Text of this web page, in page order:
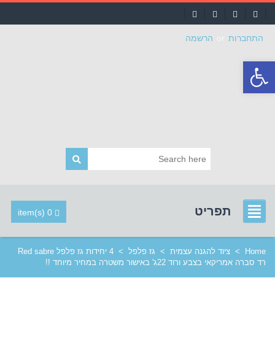
התחברות הרשמה
תפריט 0 item(s)
Home
> ציוד להגנה עצמית > גז פלפל >
4 יחידות גז פלפל Red sabre
רד סברה אמריקאי בצבע ורוד 22ג' באישור משטרה במחיר מיוחד !!
סרגל
נגישות